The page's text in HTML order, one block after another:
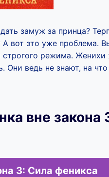
замуж за принца?
вот это уже проблема.
режима. Женихи
Они ведь не знают, на
вне закона
3: Сила феникса